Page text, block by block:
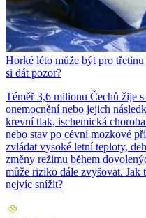
Horké léto může být pro
si dát pozor?
Téměř 3,6 milionu Čechů žije
onemocnění nebo jejich
krevní tlak, ischemická
nebo stav po cévní mozkové
zvládat vysoké letní teploty,
změny režimu během
může riziko dále zvyšovat. Jak
nejvíc snížit?